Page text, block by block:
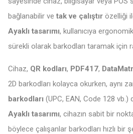
bağlanabilir ve tak ve çalıştır özelliği
Ayaklı tasarımı, kullanıcıya
sürekli olarak barkodları taramak için
Cihaz, QR kodları, PDF417,
2D barkodları kolayca okurken, aynı
barkodları (UPC, EAN, Code 128 vb.)
Ayaklı tasarımı, cihazın sabit bir
böylece çalışanlar barkodları hızlı bir